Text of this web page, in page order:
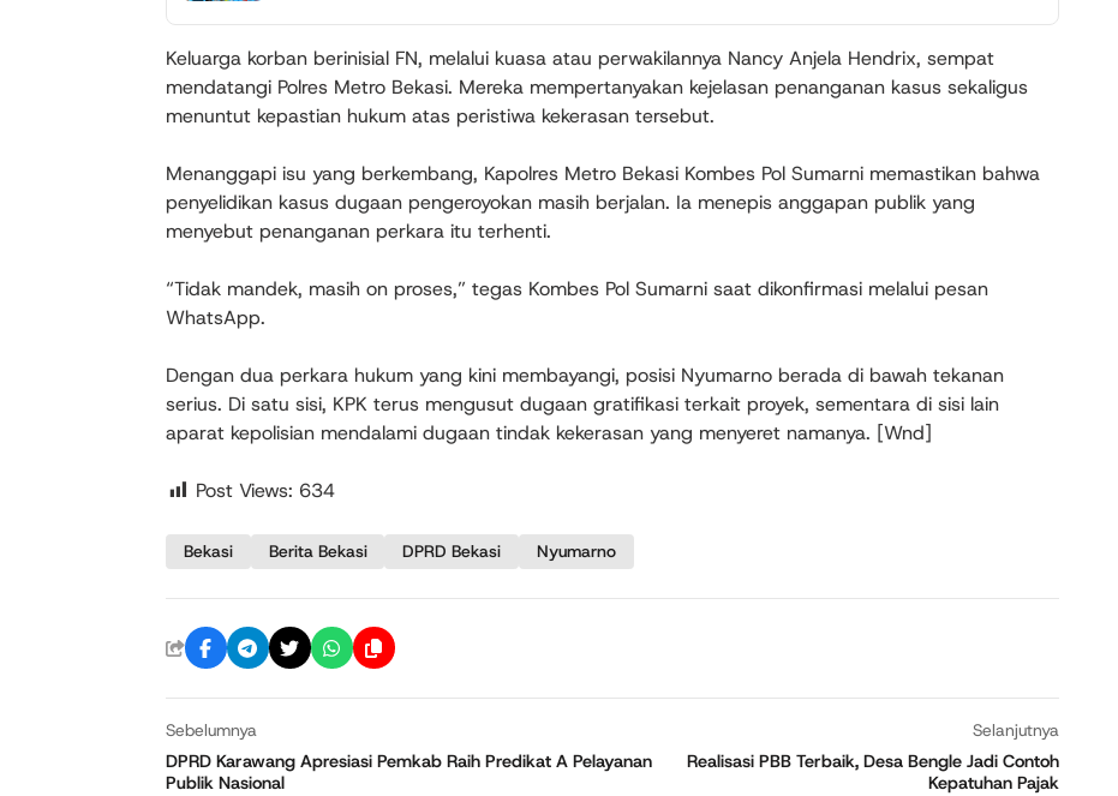
Keluarga korban berinisial FN, melalui kuasa atau perwakilannya Nancy Anjela Hendrix, sempat
mendatangi Polres Metro Bekasi. Mereka mempertanyakan kejelasan penanganan kasus sekaligus
menuntut kepastian hukum atas peristiwa kekerasan tersebut.
Menanggapi isu yang berkembang, Kapolres Metro Bekasi Kombes Pol Sumarni memastikan bahwa
penyelidikan kasus dugaan pengeroyokan masih berjalan. Ia menepis anggapan publik yang
menyebut penanganan perkara itu terhenti.
“Tidak mandek, masih on proses,” tegas Kombes Pol Sumarni saat dikonfirmasi melalui pesan
WhatsApp.
Dengan dua perkara hukum yang kini membayangi, posisi Nyumarno berada di bawah tekanan
serius. Di satu sisi, KPK terus mengusut dugaan gratifikasi terkait proyek, sementara di sisi lain
aparat kepolisian mendalami dugaan tindak kekerasan yang menyeret namanya. [Wnd]
Post Views: 634
Bekasi Berita Bekasi DPRD Bekasi Nyumarno
Sebelumnya
DPRD Karawang Apresiasi Pemkab Raih Predikat A Pelayanan
Publik Nasional
Selanjutnya
Realisasi PBB Terbaik, Desa Bengle Jadi Contoh
Kepatuhan Pajak